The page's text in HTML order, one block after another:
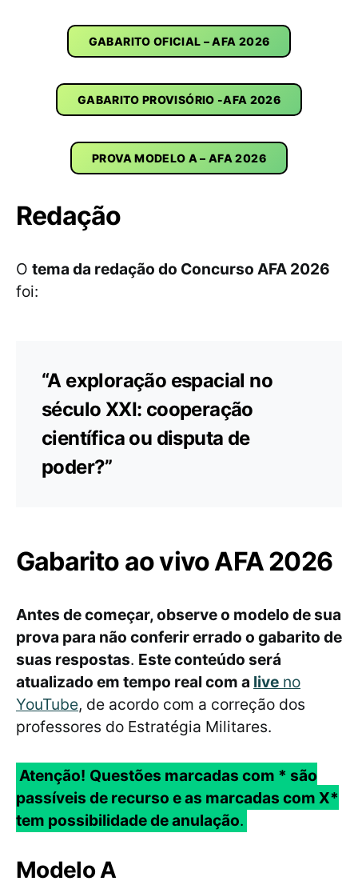
GABARITO OFICIAL – AFA 2026
GABARITO PROVISÓRIO -AFA 2026
PROVA MODELO A – AFA 2026
Redação
O tema da redação do Concurso AFA 2026
foi:
“A exploração espacial no
século XXI: cooperação
científica ou disputa de
poder?”
Gabarito ao vivo AFA 2026
Antes de começar, observe o modelo de sua
prova para não conferir errado o gabarito de
suas respostas. Este conteúdo será
atualizado em tempo real com a live no
YouTube, de acordo com a correção dos
professores do Estratégia Militares.
Atenção! Questões marcadas com * são
passíveis de recurso e as marcadas com X*
tem possibilidade de anulação.
Modelo A